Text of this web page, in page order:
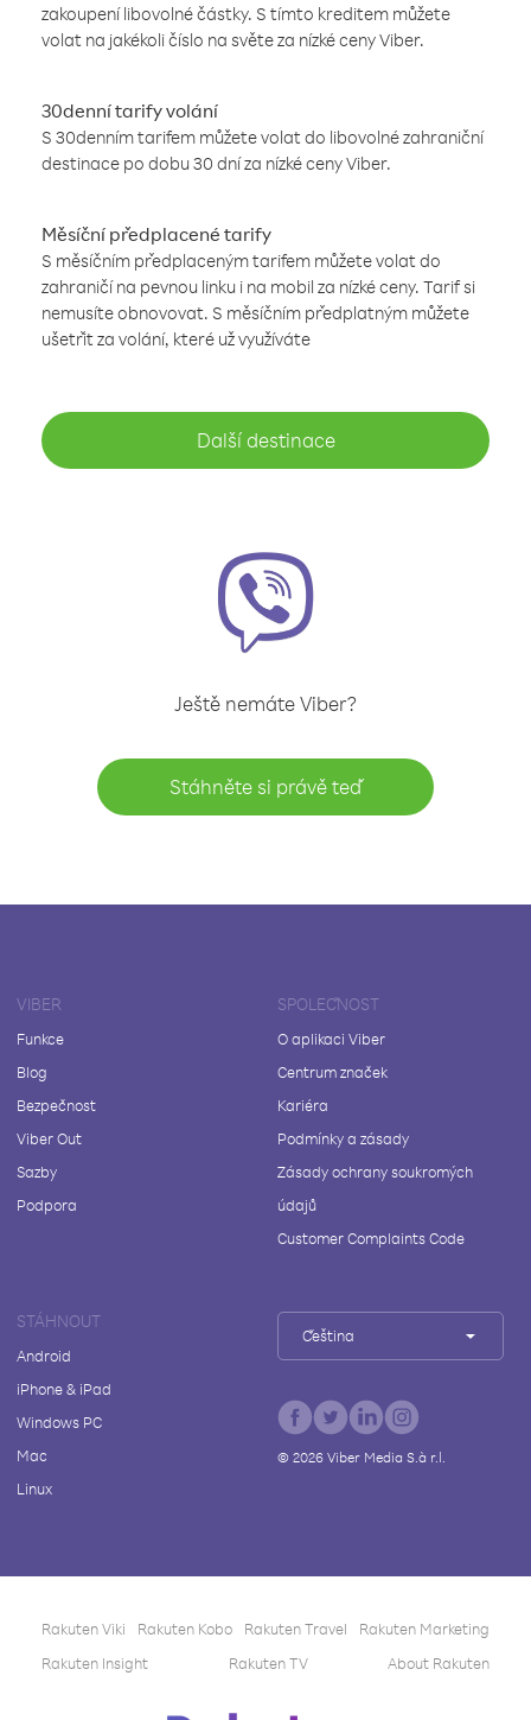
zakoupení libovolné částky. S tímto kreditem můžete
volat na jakékoli číslo na světe za nízké ceny Viber.
30denní tarify volání
S 30denním tarifem můžete volat do libovolné zahraniční
destinace po dobu 30 dní za nízké ceny Viber.
Měsíční předplacené tarify
S měsíčním předplaceným tarifem můžete volat do
zahraničí na pevnou linku i na mobil za nízké ceny. Tarif si
nemusíte obnovovat. S měsíčním předplatným můžete
ušetřit za volání, které už využíváte
Další destinace
Ještě nemáte Viber?
Stáhněte si právě teď
VIBER
Funkce
Blog
Bezpečnost
Viber Out
Sazby
Podpora
SPOLEČNOST
O aplikaci Viber
Centrum značek
Kariéra
Podmínky a zásady
Zásady ochrany soukromých
údajů
Customer Complaints Code
STÁHNOUT
Android
iPhone & iPad
Windows PC
Mac
Linux
Čeština
© 2026Viber Media S.à r.l.
Rakuten Viki Rakuten Kobo Rakuten Travel
Rakuten Marketing
Rakuten Insight
Rakuten TV About Rakuten